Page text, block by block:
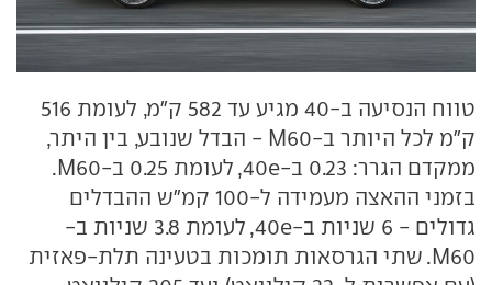
טווח הנסיעה ב-40 מגיע עד 582 ק"מ, לעומת 516
ק"מ לכל היותר ב-M60 - הבדל שנובע, בין היתר,
ממקדם הגרר: 0.23 ב-40e, לעומת 0.25 ב-M60.
בזמני ההאצה מעמידה ל-100 קמ"ש ההבדלים
גדולים - 6 שניות ב-40e, לעומת 3.8 שניות ב-
M60. שתי הגרסאות תומכות בטעינה תלת-פאזית